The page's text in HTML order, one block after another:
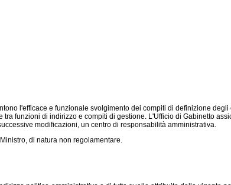
l'efficace e funzionale svolgimento dei compiti di definizione
funzioni di indirizzo e compiti di gestione. L'Ufficio di Gabinetto
modificazioni, un centro di responsabilità amministrativa.
di natura non regolamentare.